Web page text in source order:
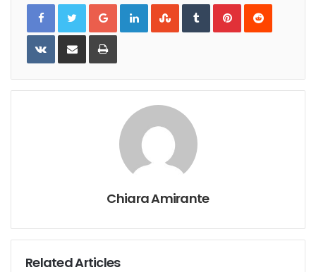
Google+LinkedInStumbleUpon
TumblrPinterestReddit
VKontakteShare
Email
Print
Chiara Amirante
Related Articles